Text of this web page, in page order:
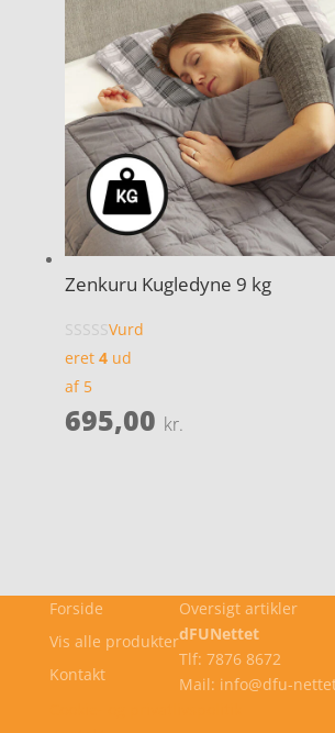
Zenkuru Kugledyne 9 kg
Vurd
eret 4ud
af 5
695,00 kr.
Forside
Vis alle produkter
Kontakt
Oversigt artikler
dFUNettet
Tlf: 7876 8672
Mail: info@dfu-